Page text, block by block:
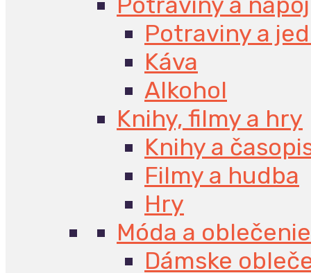
Potraviny a
Káva
Alkohol
Knihy, filmy a hry
Knihy a
Filmy a hudba
Hry
Móda a oblečenie
Dámske